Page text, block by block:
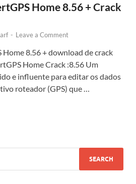
Home 8.56 + Crack
- Leave a Comment
8.56 + download de crack
Home Crack :8.56 Um
e influente para editar os dados
roteador (GPS) que …